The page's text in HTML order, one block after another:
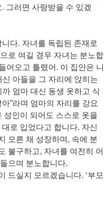
그러면 사랑받을 수 있겠
다. 자녀를 독립된 존재로
로 여길 경우 자녀는 분노합
어오고 틀렸어. 이 집안은 니
아들을 그 자리에 앉히는
엄마 대신 동생 옷하고 식
”라며 엄마의 자리를 강요
성인이 되어도 스스로 옷을
로 입었다고 합니다. 자신
모른 채 성장하며, 속에 분
불구하고, 자녀를 여전히 어
으며 분노합니다.
드실지 모르겠습니다. ‘부모